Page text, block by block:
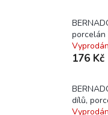
porcelán
176 Kč
dílů,